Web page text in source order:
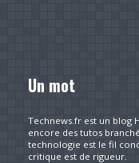
Un mot
Technews.fr est un blog
encore des tutos
technologie est le fil
critique est de rigueur.